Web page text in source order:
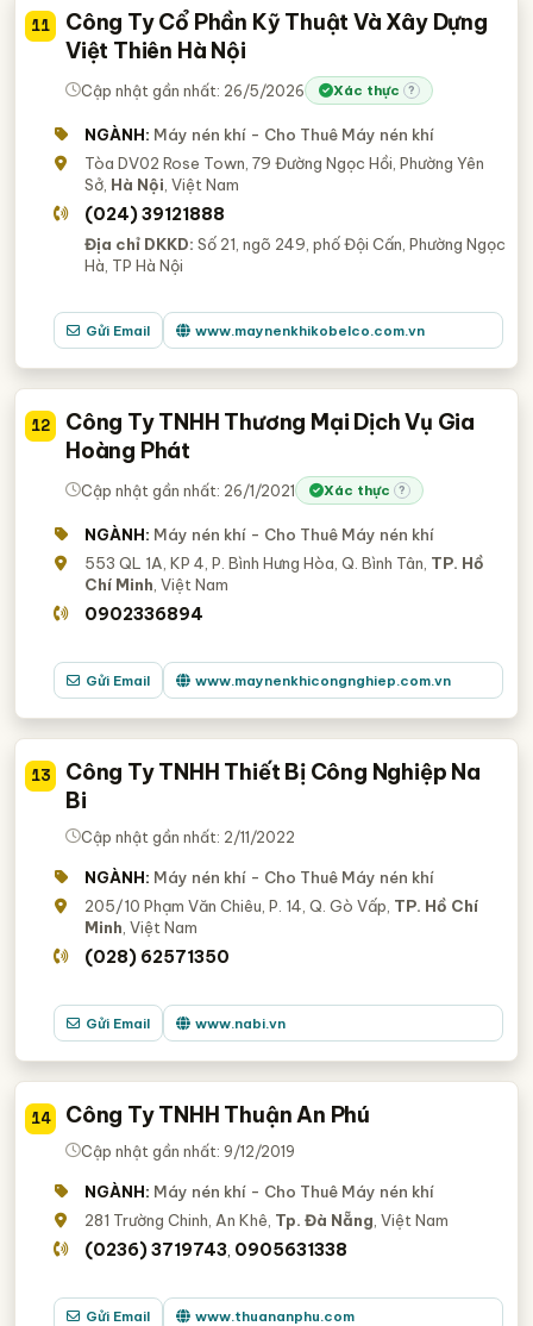
11
Công Ty Cổ Phần Kỹ Thuật Và Xây Dựng
Việt Thiên Hà Nội
Cập nhật gần nhất: 26/5/2026 Xác thực ?
NGÀNH: Máy nén khí - Cho Thuê Máy nén khí
Tòa DV02 Rose Town, 79 Đường Ngọc Hồi, Phường Yên
Sở, Hà Nội , Việt Nam
(024) 39121888
Địa chỉ DKKD: Số 21, ngõ 249, phố Đội Cấn, Phường Ngọc
Hà, TP Hà Nội
Gửi Email www.maynenkhikobelco.com.vn
12
Công Ty TNHH Thương Mại Dịch Vụ Gia
Hoàng Phát
Cập nhật gần nhất: 26/1/2021 Xác thực ?
NGÀNH: Máy nén khí - Cho Thuê Máy nén khí
553 QL 1A, KP 4, P. Bình Hưng Hòa, Q. Bình Tân, TP. Hồ
Chí Minh , Việt Nam
0902336894
Gửi Email www.maynenkhicongnghiep.com.vn
13
Công Ty TNHH Thiết Bị Công Nghiệp Na
Bi
Cập nhật gần nhất: 2/11/2022
NGÀNH: Máy nén khí - Cho Thuê Máy nén khí
205/10 Phạm Văn Chiêu, P. 14, Q. Gò Vấp, TP. Hồ Chí
Minh , Việt Nam
(028) 62571350
Gửi Email www.nabi.vn
14 Công Ty TNHH Thuận An Phú
Cập nhật gần nhất: 9/12/2019
NGÀNH: Máy nén khí - Cho Thuê Máy nén khí
281 Trường Chinh, An Khê, Tp. Đà Nẵng , Việt Nam
(0236) 3719743 0905631338
Gửi Email www.thuananphu.com